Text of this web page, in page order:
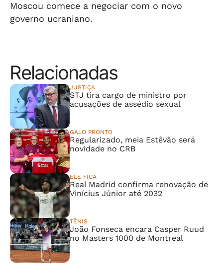
Moscou comece a negociar com o novo
governo ucraniano.
Relacionadas
JUSTIÇA
STJ tira cargo de ministro por
acusações de assédio sexual
GALO PRONTO
Regularizado, meia Estêvão será
novidade no CRB
ELE FICA
Real Madrid confirma renovação de
Vinícius Júnior até 2032
TÊNIS
João Fonseca encara Casper Ruud
no Masters 1000 de Montreal